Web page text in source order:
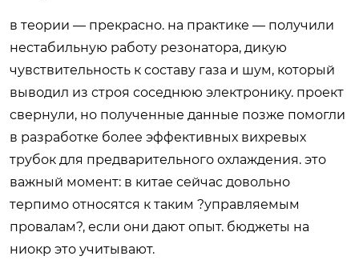
в теории — прекрасно. на практике — получили
нестабильную работу резонатора, дикую
чувствительность к составу газа и шум, который
выводил из строя соседнюю электронику. проект
свернули, но полученные данные позже помогли
в разработке более эффективных вихревых
трубок для предварительного охлаждения. это
важный момент: в китае сейчас довольно
терпимо относятся к таким ?управляемым
провалам?, если они дают опыт. бюджеты на
ниокр это учитывают.